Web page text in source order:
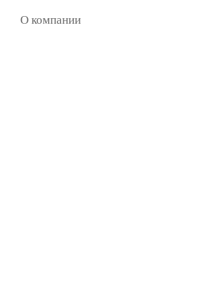
О компании